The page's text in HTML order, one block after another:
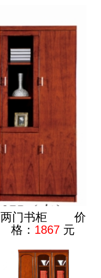
两门书柜 价
格： 1867 元